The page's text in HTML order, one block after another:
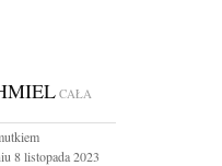
CAŁA
8 listopada 2023